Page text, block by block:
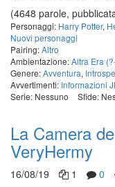
(4648 parole,
Personaggi: Harry Potter,
Nuovi personaggi
Pairing:Altro
Ambientazione:Altra Era
Genere:Avventura,
Avvertimenti: Informazioni
Serie: Nessuno
Sfide:
La Camera
VeryHermy
16/08/19 1 0